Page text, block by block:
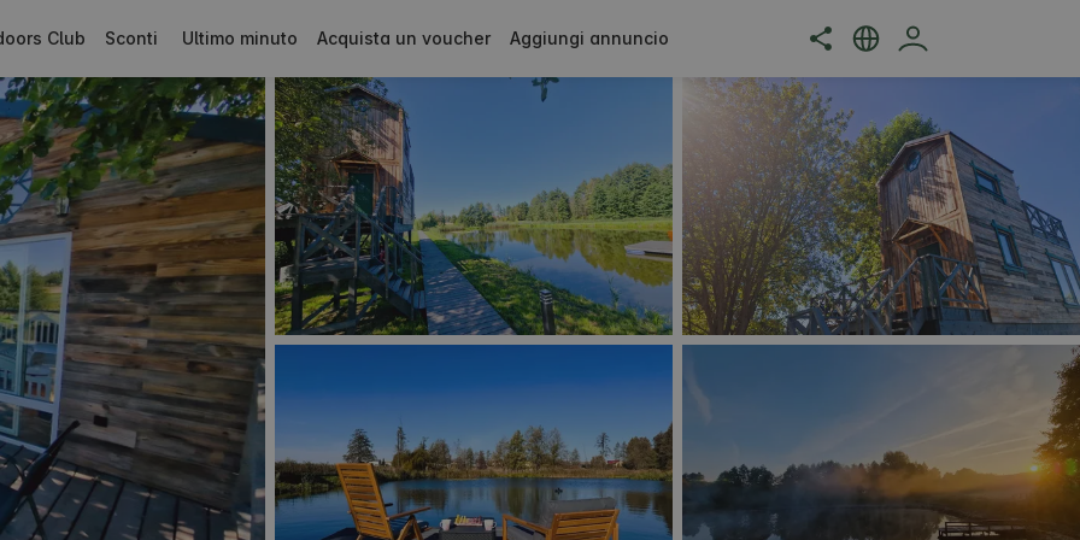
Club Sconti Ultimo minuto Acquista un voucher Aggiungi annuncio